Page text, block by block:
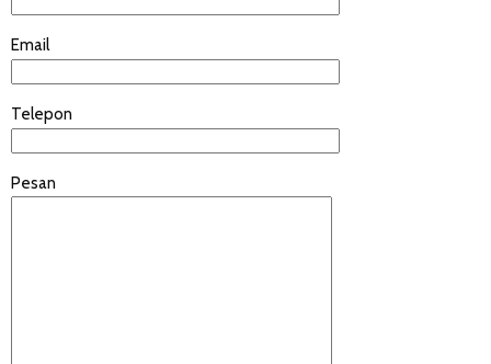
Email
Telepon
Pesan